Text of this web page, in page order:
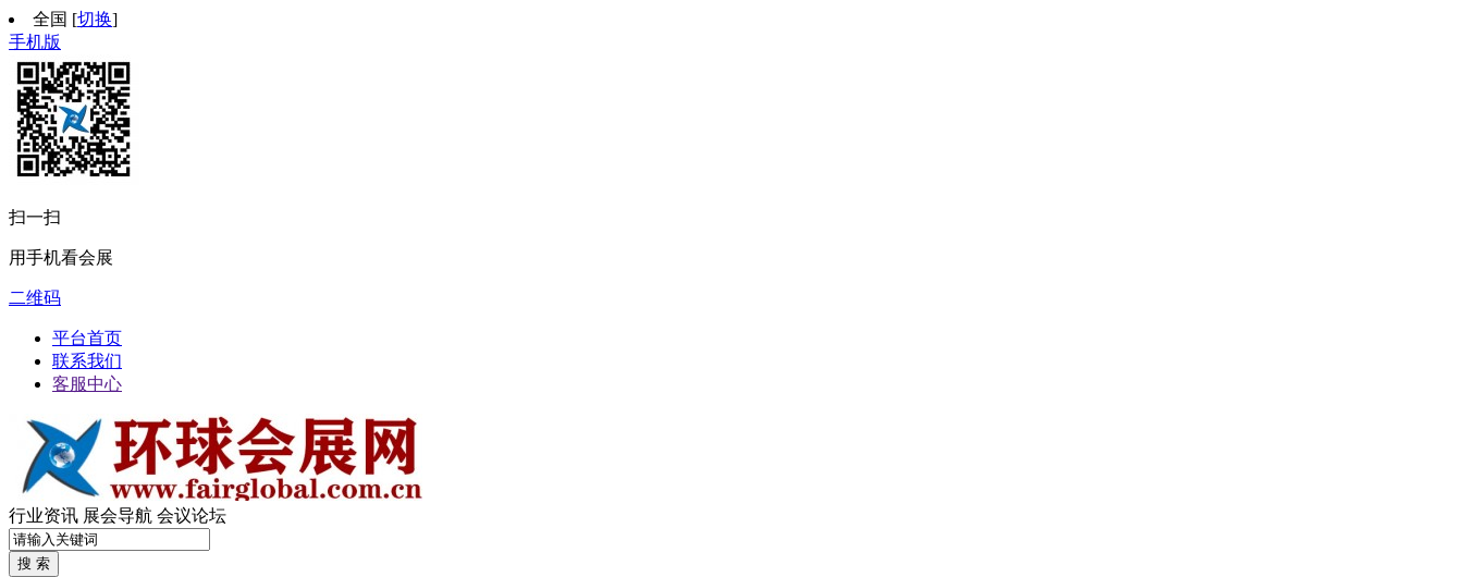
全国 [切换]
手机版
扫一扫
用手机看会展
二维码
平台首页
联系我们
客服中心
行业资讯 展会导航 会议论坛
搜 索